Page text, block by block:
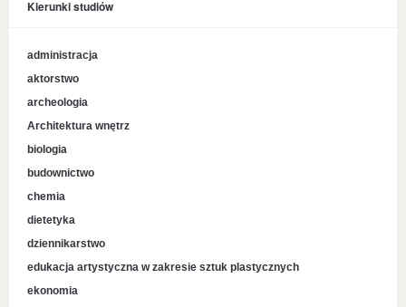
Kierunki studiów
administracja
aktorstwo
archeologia
Architektura wnętrz
biologia
budownictwo
chemia
dietetyka
dziennikarstwo
edukacja artystyczna w zakresie sztuk plastycznych
ekonomia